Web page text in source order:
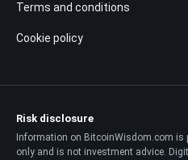
Terms and conditions
Cookie policy
Risk disclosure
Information on BitcoinWisdom.com
only and is not investment advice.